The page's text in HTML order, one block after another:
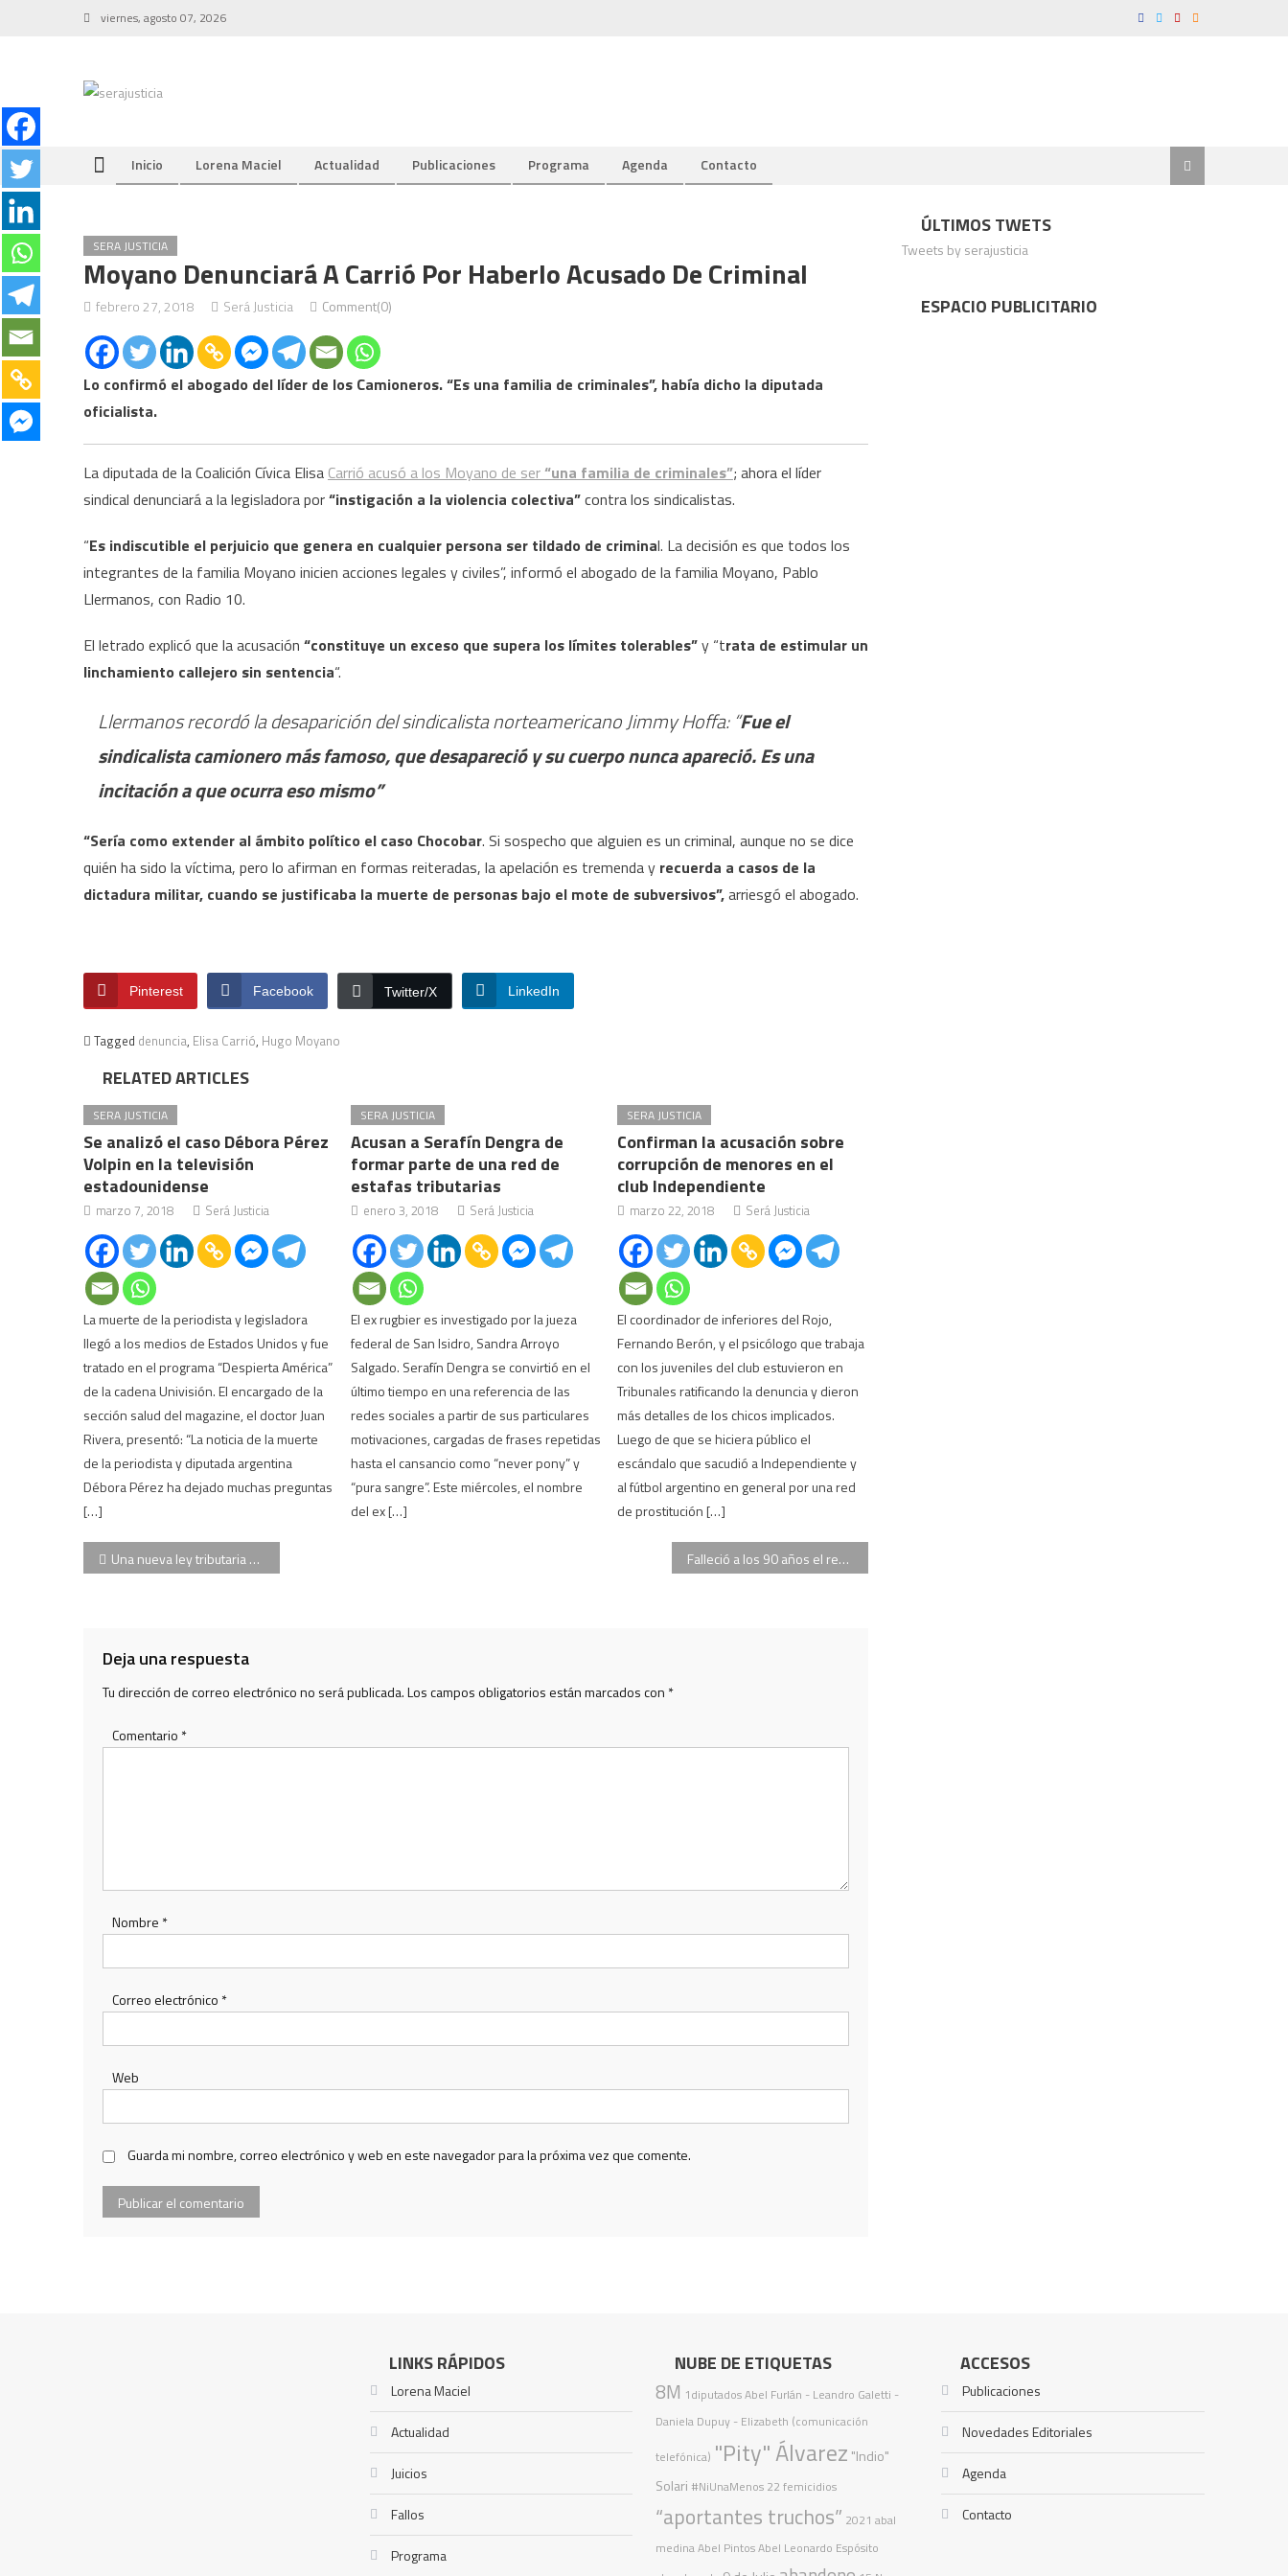
viernes, agosto 07, 2026
Inicio Lorena Maciel Actualidad Publicaciones Programa Agenda Contacto
SERA JUSTICIA
Moyano Denunciará A Carrió Por Haberlo Acusado De Criminal
febrero 27, 2018 Será Justicia Comment(0)
Lo confirmó el abogado del líder de los Camioneros. “Es una familia de criminales”, había dicho la diputada
oficialista.
La diputada de la Coalición Cívica Elisa Carrió acusó a los Moyano de ser“una familia de criminales”; ahora el líder
sindical denunciará a la legisladora por“instigación a la violencia colectiva”contra los sindicalistas.
“Es indiscutible el perjuicio que genera en cualquier persona ser tildado de criminal. La decisión es que todos los
integrantes de la familia Moyano inicien acciones legales y civiles”, informó el abogado de la familia Moyano, Pablo
Llermanos, con Radio 10.
El letrado explicó que la acusación “constituye un exceso que supera los límites tolerables”y “trata de estimular un
linchamiento callejero sin sentencia“.
Llermanos recordó la desaparición del sindicalista norteamericano Jimmy Hoffa: “Fue el
sindicalista camionero más famoso, que desapareció y su cuerpo nunca apareció. Es una
incitación a que ocurra eso mismo”
“Sería como extender al ámbito político el caso Chocobar. Si sospecho que alguien es un criminal, aunque no se dice
quién ha sido la víctima, pero lo afirman en formas reiteradas, la apelación es tremenda y recuerda a casos de la
dictadura militar, cuando se justificaba la muerte de personas bajo el mote de subversivos”,arriesgó el abogado.
Pinterest Facebook Twitter/X LinkedIn
Tagged denuncia, Elisa Carrió, Hugo Moyano
RELATED ARTICLES
SERA JUSTICIA
Se analizó el caso Débora Pérez
Volpin en la televisión
estadounidense
marzo 7, 2018 Será Justicia
La muerte de la periodista y legisladora
llegó a los medios de Estados Unidos y fue
tratado en el programa “Despierta América”
de la cadena Univisión. El encargado de la
sección salud del magazine, el doctor Juan
Rivera, presentó: “La noticia de la muerte
de la periodista y diputada argentina
Débora Pérez ha dejado muchas preguntas
[…]
SERA JUSTICIA
Acusan a Serafín Dengra de
formar parte de una red de
estafas tributarias
enero 3, 2018 Será Justicia
El ex rugbier es investigado por la jueza
federal de San Isidro, Sandra Arroyo
Salgado. Serafín Dengra se convirtió en el
último tiempo en una referencia de las
redes sociales a partir de sus particulares
motivaciones, cargadas de frases repetidas
hasta el cansancio como “never pony” y
“pura sangre”. Este miércoles, el nombre
del ex […]
SERA JUSTICIA
Confirman la acusación sobre
corrupción de menores en el
club Independiente
marzo 22, 2018 Será Justicia
El coordinador de inferiores del Rojo,
Fernando Berón, y el psicólogo que trabaja
con los juveniles del club estuvieron en
Tribunales ratificando la denuncia y dieron
más detalles de los chicos implicados.
Luego de que se hiciera público el
escándalo que sacudió a Independiente y
al fútbol argentino en general por una red
de prostitución […]
Navegación
Una nueva ley tributaria benefició a Lázaro Báez en una de sus causas Falleció a los 90 años el represor Luciano Benjamín Menéndez
Deja una respuesta
Tu dirección de correo electrónico no será publicada.Los campos obligatorios están marcados con *
Comentario *
Nombre *
Correo electrónico *
Web
Guarda mi nombre, correo electrónico y web en este navegador para la próxima vez que comente.
ÚLTIMOS TWETS
Tweets by serajusticia
ESPACIO PUBLICITARIO
LINKS RÁPIDOS
Lorena Maciel
Actualidad
Juicios
Fallos
Programa
NUBE DE ETIQUETAS
8M 1diputadosAbel Furlán - Leandro Galetti -
Daniela Dupuy - Elizabeth (comunicación
telefónica) "Pity" Álvarez "Indio"
Solari #NiUnaMenos 22 femicidios
“aportantes truchos” 2021 abal
medinaAbel PintosAbel Leonardo Espósito
ACCESOS
Publicaciones
Novedades Editoriales
Agenda
Contacto